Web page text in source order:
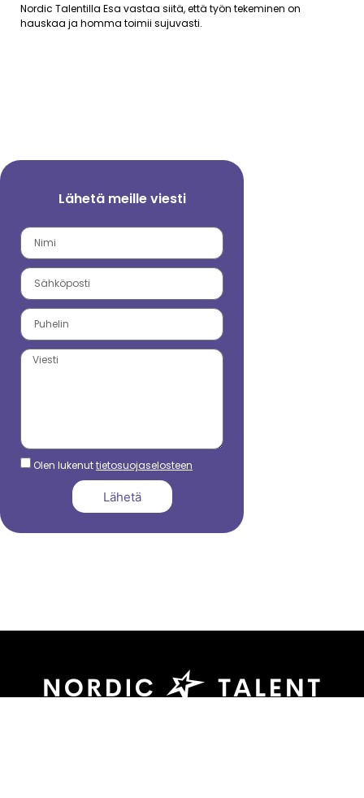
Nordic Talentilla Esa vastaa siitä, että työn tekeminen on
hauskaa ja homma toimii sujuvasti.
Lähetä meille viesti
Olen lukenuttietosuojaselosteen
Lähetä